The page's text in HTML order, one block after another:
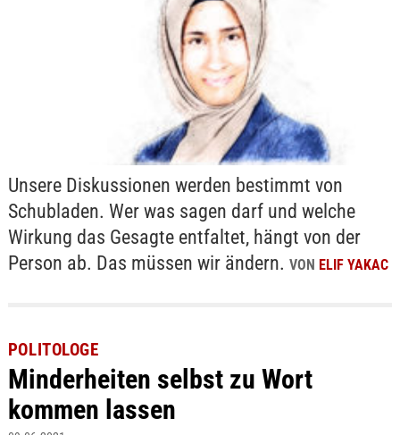
Unsere Diskussionen werden bestimmt von
Schubladen. Wer was sagen darf und welche
Wirkung das Gesagte entfaltet, hängt von der
Person ab. Das müssen wir ändern. VON ELIF YAKAC
POLITOLOGE
Minderheiten selbst zu Wort
kommen lassen